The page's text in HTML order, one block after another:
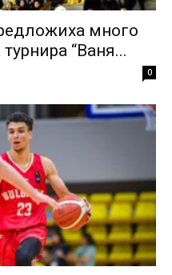
много
“Ваня...
0